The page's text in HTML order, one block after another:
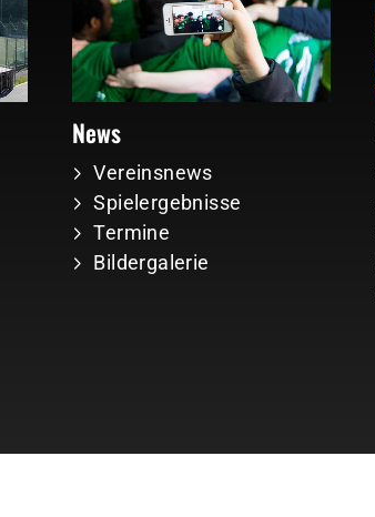
News
Vereinsnews
Spielergebnisse
Termine
Bildergalerie